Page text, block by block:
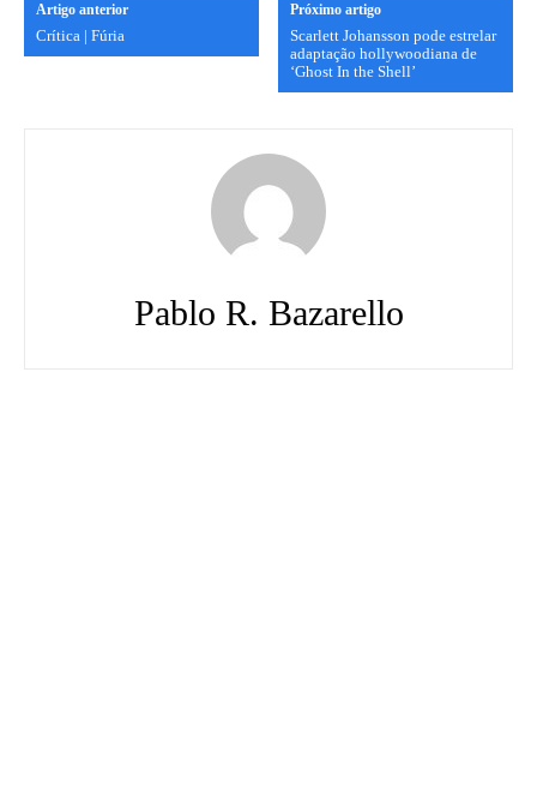
Artigo anterior
Crítica | Fúria
Próximo artigo
Scarlett Johansson pode estrelar
adaptação hollywoodiana de
‘Ghost In the Shell’
Pablo R. Bazarello